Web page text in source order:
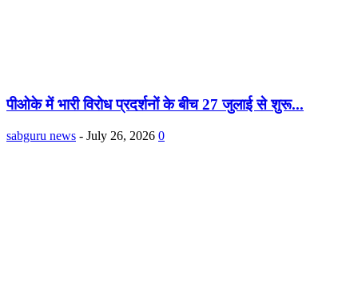
पीओके में भारी विरोध प्रदर्शनों के बीच 27 जुलाई से शुरू...
sabguru news - July 26, 2026 0